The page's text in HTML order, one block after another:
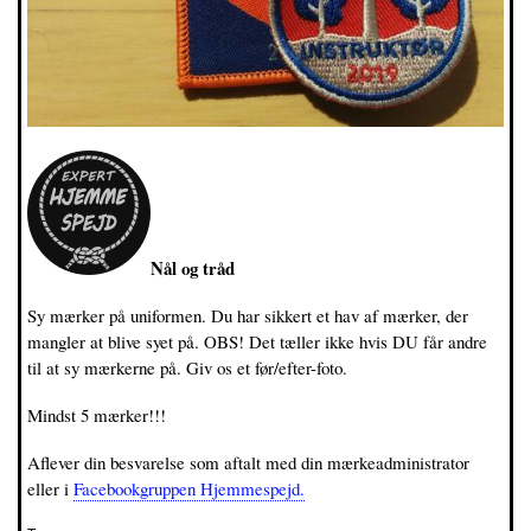
Nål og tråd
Sy mærker på uniformen. Du har sikkert et hav af mærker, der
mangler at blive syet på. OBS! Det tæller ikke hvis DU får andre
til at sy mærkerne på. Giv os et før/efter-foto.
Mindst 5 mærker!!!
Aflever din besvarelse som aftalt med din mærkeadministrator
eller i Facebookgruppen Hjemmespejd.